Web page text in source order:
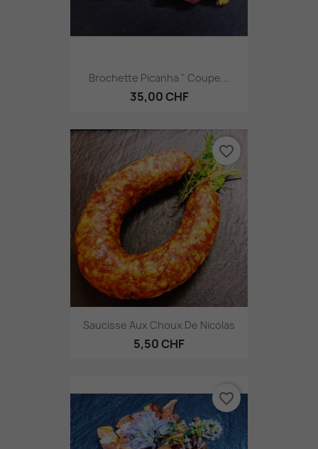
Brochette Picanha " Coupe...
35,00 CHF
Saucisse Aux Choux De Nicolas
5,50 CHF
favorite_border
favorite_border